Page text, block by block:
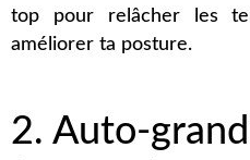
top pour relâcher les
améliorer ta posture.
2. Auto-